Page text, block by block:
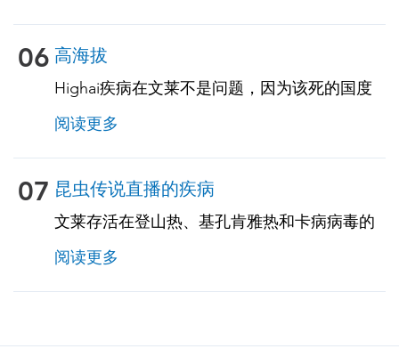
措施。建议旅行者携带用于、恶心和吐的自制
治疗药物。TravelVax 可以让你提供这些自我的
途中遇到这些问题。
06 高海拔
Highai疾病在文莱不是问题，因为该死的国度
大部份地区都处在低海地区。我们的旅行顾问
将审核您的行程，确认您是否将在任何高海地
区，并为您提供必需的信息和处方药以预防高
原反应。
阅读更多
07 昆虫传说直播的疾病
文莱存活在登山热、基孔肯雅热和卡病病毒的
攻击中。风险因为季节而已。与农村地区相
比，城市和地区这些疾病的风险更大。旅行者
的特定风险取消决定于特定的停留区域区域、
子，应与我们的TravelVax从业者那里进行讨
阅读更多